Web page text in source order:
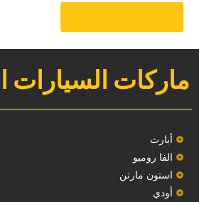
ماركات السيارات
‏أبارث‏
الفا روميو
استون مارتن
أودي